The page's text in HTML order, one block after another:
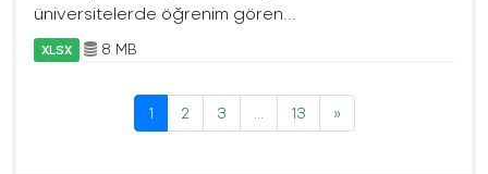
üniversitelerde öğrenim gören...
XLSX 8 MB
1 2 3 ... 13 »